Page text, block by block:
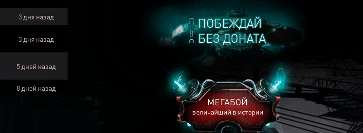
ПОБЕЖДАЙ
БЕЗ ДОНАТА
МЕГАБОЙ
величайший в истории
3 дня назад
3 дня назад
5 дней назад
8 дней назад